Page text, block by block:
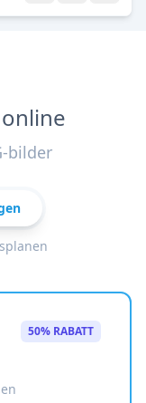
bilder
50% RABATT